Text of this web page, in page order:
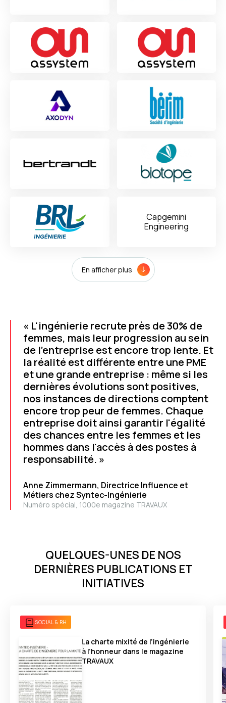
Capgemini
Engineering
En afficher plus
« L'ingénierie recrute près de 30% de
femmes, mais leur progression au sein
de l'entreprise est encore trop lente. Et
la réalité est différente entre une PME
et une grande entreprise : même si les
dernières évolutions sont positives,
nos instances de directions comptent
encore trop peur de femmes. Chaque
entreprise doit ainsi garantir l'égalité
des chances entre les femmes et les
hommes dans l'accès à des postes à
responsabilité. »
Anne Zimmermann, Directrice Influence et
Métiers chez Syntec-Ingénierie
Numéro spécial, 1000e magazine TRAVAUX
QUELQUES-UNES DE NOS
DERNIÈRES PUBLICATIONS ET
INITIATIVES
SOCIAL & RH
La charte mixité de l’ingénierie
à l’honneur dans le magazine
TRAVAUX